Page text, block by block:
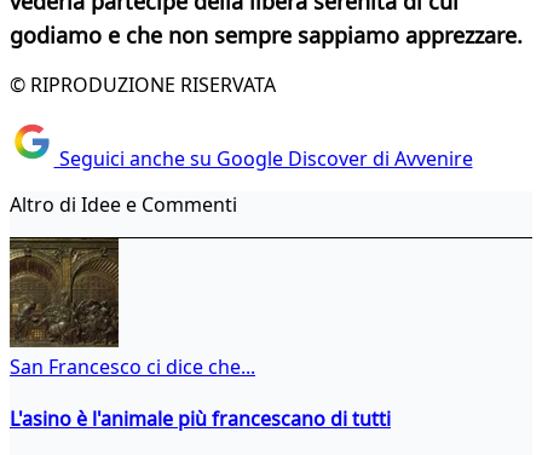
godiamo e che non sempre sappiamo apprezzare.
© RIPRODUZIONE RISERVATA
Seguici anche su Google Discover di Avvenire
Altro di Idee e Commenti
San Francesco ci dice che...
L'asino è l'animale più francescano di tutti